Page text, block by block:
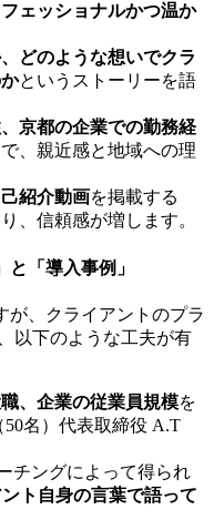
ェッショナルかつ温か
どのような想いでクラ
というストーリーを語
京都の企業での勤務経
、親近感と地域への理
紹介動画を掲載する
、信頼感が増します。
「導入事例」
が、クライアントのプラ
以下のような工夫が有
、企業の従業員規模を
名）代表取締役 A.T
チングによって得られ
ト自身の言葉で語って